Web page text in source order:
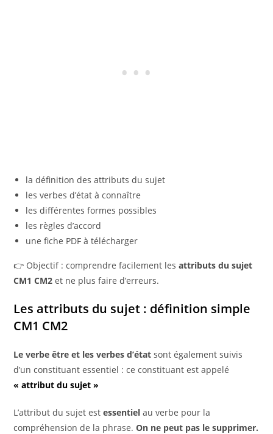
la définition des attributs du sujet
les verbes d’état à connaître
les différentes formes possibles
les règles d’accord
une fiche PDF à télécharger
👉 Objectif : comprendre facilement lesattributs du sujet
CM1 CM2 et ne plus faire d’erreurs.
Les attributs du sujet : définition simple
CM1 CM2
Le verbe être et les verbes d’état sont également suivis
d’un constituant essentiel : ce constituant est appelé
« attribut du sujet »
L’attribut du sujet estessentiel au verbe pour la
compréhension de la phrase.On ne peut pas le supprimer.